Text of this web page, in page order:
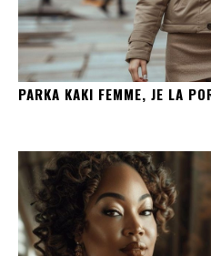
PARKA KAKI FEMME, JE LA